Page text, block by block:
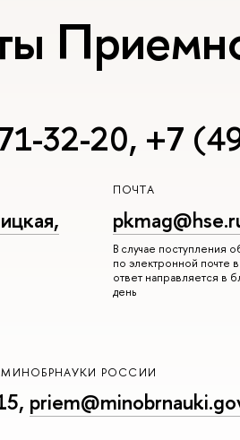
32-20, +7
ПОЧТА
В случае поступления
по электронной почте
ответ направляется в
день
МИНОБРНАУКИ РОССИИ
,